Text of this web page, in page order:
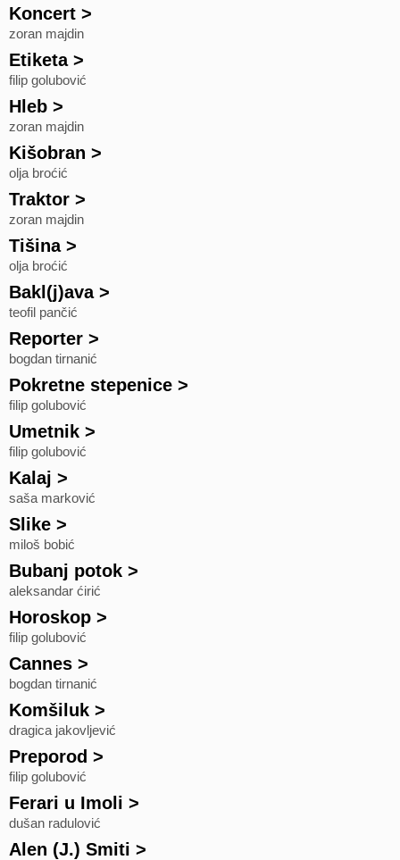
Koncert >
zoran majdin
Etiketa>
filip golubović
Hleb >
zoran majdin
Kišobran >
olja broćić
Traktor >
zoran majdin
Tišina>
olja broćić
Bakl(j)ava>
teofil pančić
Reporter >
bogdan tirnanić
Pokretne stepenice >
filip golubović
Umetnik >
filip golubović
Kalaj >
saša marković
Slike >
miloš bobić
Bubanj potok >
aleksandar ćirić
Horoskop >
filip golubović
Cannes >
bogdan tirnanić
Komšiluk >
dragica jakovljević
Preporod >
filip golubović
Ferari u Imoli >
dušan radulović
Alen (J.) Smiti >